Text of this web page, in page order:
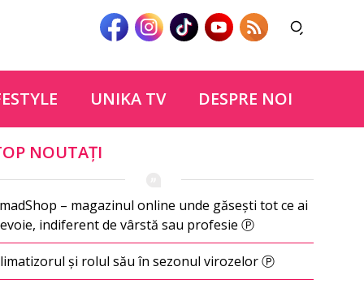
UNIKA TV DESPRE NOI
NOUTAȚI
– magazinul online unde găsești tot ce ai
indiferent de vârstă sau profesie Ⓟ
și rolul său în sezonul virozelor Ⓟ